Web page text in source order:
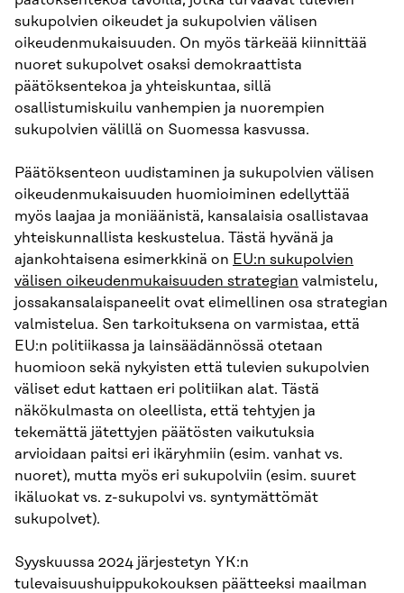
sukupolvien oikeudet ja sukupolvien välisen
oikeudenmukaisuuden. On myös tärkeää kiinnittää
nuoret sukupolvet osaksi demokraattista
päätöksentekoa ja yhteiskuntaa, sillä
osallistumiskuilu vanhempien ja nuorempien
sukupolvien välillä on Suomessa kasvussa.
Päätöksenteon uudistaminen ja sukupolvien välisen
oikeudenmukaisuuden huomioiminen edellyttää
myös laajaa ja moniäänistä, kansalaisia osallistavaa
yhteiskunnallista keskustelua. Tästä hyvänä ja
ajankohtaisena esimerkkinä on EU:n sukupolvien
välisen oikeudenmukaisuuden strategian valmistelu,
jossakansalaispaneelit ovat elimellinen osa strategian
valmistelua. Sen tarkoituksena on varmistaa, että
EU:n politiikassa ja lainsäädännössä otetaan
huomioon sekä nykyisten että tulevien sukupolvien
väliset edut kattaen eri politiikan alat. Tästä
näkökulmasta on oleellista, että tehtyjen ja
tekemättä jätettyjen päätösten vaikutuksia
arvioidaan paitsi eri ikäryhmiin (esim. vanhat vs.
nuoret), mutta myös eri sukupolviin (esim. suuret
ikäluokat vs. z-sukupolvi vs. syntymättömät
sukupolvet).
Syyskuussa 2024 järjestetyn YK:n
tulevaisuushuippukokouksen päätteeksi maailman